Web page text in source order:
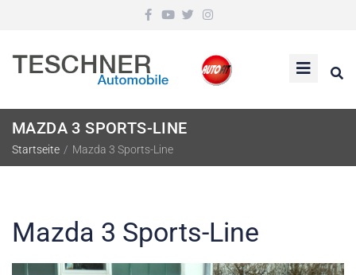
MAZDA 3 SPORTS-LINE
Startseite / Mazda 3 Sports-Line
Mazda 3 Sports-Line